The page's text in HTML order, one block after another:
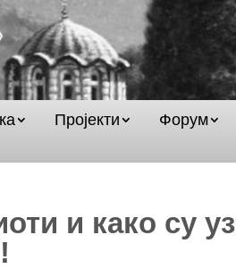
Пројекти
Форум
и како су уз